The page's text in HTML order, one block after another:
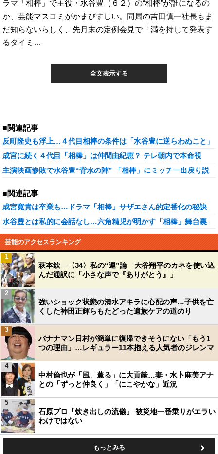
ラマ「相棒」で主役・水谷豊（６２）の“相棒”が誰になるの
か、芸能マスコミがかまびすしい。同局の吉田慎一社長もま
だ知らないらしく、先月末の定例会見で「満を持して発表す
るタイミ…
全文表示する
■関連記事
反町隆史も浮上…４代目相棒の条件は「水谷豊に逆らわぬこと」
成宮に続く４代目「相棒」は仲間由紀恵？ テレ朝内で本命視
主演映画惨敗で水谷豊“背水の陣” 「相棒」にミッチー出戻り説
■関連記事
成宮寛貴は卒業も…ドラマ「相棒」サザエさん的定番化の秘訣
水谷豊とは私的に会話なし…六角精児が明かす「相棒」舞台裏
芸能のアクセスランキング
萩本欽一〈34〉私の“運”論 大谷翔平のカネを使い込
んだ通訳に「小さな声で『ありがとう』」
1
強いショック状態の清水アキラに心配の声…子供を亡
くした神田正輝らもたどった遺族ケアの道のり
2
バナナマン日村が簡単に復帰できそうにない「もう1
つの理由」…レギュラー11本抱える人気者のジレンマ
3
中村倫也が「風、薫る」に大貢献…妻・水卜麻美アナ
との「ずっと仲良く」「にこやかな」近況
4
石原プロ「炊き出しの流儀」 被災地一番乗りがエラい
わけではない
5
もっとみる